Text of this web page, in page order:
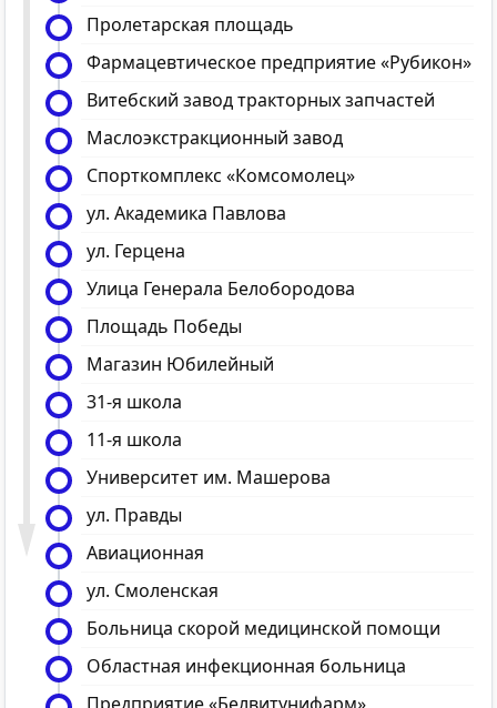
Пролетарская площадь
Фармацевтическое предприятие «Рубикон»
Витебский завод тракторных запчастей
Маслоэкстракционный завод
Спорткомплекс «Комсомолец»
ул. Академика Павлова
ул. Герцена
Улица Генерала Белобородова
Площадь Победы
Магазин Юбилейный
31-я школа
11-я школа
Университет им. Машерова
ул. Правды
Авиационная
ул. Смоленская
Больница скорой медицинской помощи
Областная инфекционная больница